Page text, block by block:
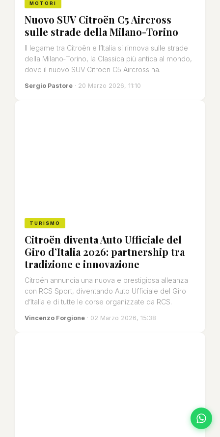
MOTORI
Nuovo SUV Citroën C5 Aircross
sulle strade della Milano-Torino
Il legame tra Citroën e l’Italia si rinnova sulle strade
della Milano‑Torino, la Classica più antica al mondo,
dove il nuovo SUV Citroën C5 Aircross ha.
Sergio Pastore · 20 Marzo 2026, 11:10
TURISMO
Citroën diventa Auto Ufficiale del
Giro d’Italia 2026: partnership tra
tradizione e innovazione
Citroën annuncia una nuova e prestigiosa alleanza
con RCS Sport, diventando Auto Ufficiale del Giro
d’Italia e di tutte le corse organizzate da RCS.
Vincenzo Forgione · 02 Marzo 2026, 15:38